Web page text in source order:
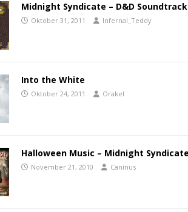
Midnight Syndicate – D&D Soundtrack
Oktober 31, 2011 Infernal_Teddy
Into the White
Oktober 24, 2011 Orakel
Halloween Music – Midnight
November 21, 2010 Caninus